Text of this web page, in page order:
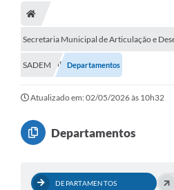
Secretaria Municipal de Articulação e
Metropolitano (SADEM)
SADEM Departamentos
Atualizado em: 02/05/2026 às 10h32
Departamentos
DEPARTAMENTOS